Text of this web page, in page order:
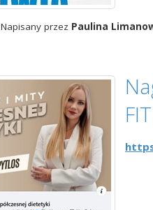
Napisany przez Paulina